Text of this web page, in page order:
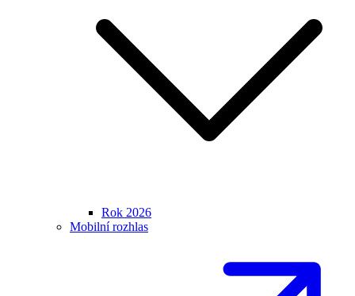
Rok 2026
Mobilní rozhlas